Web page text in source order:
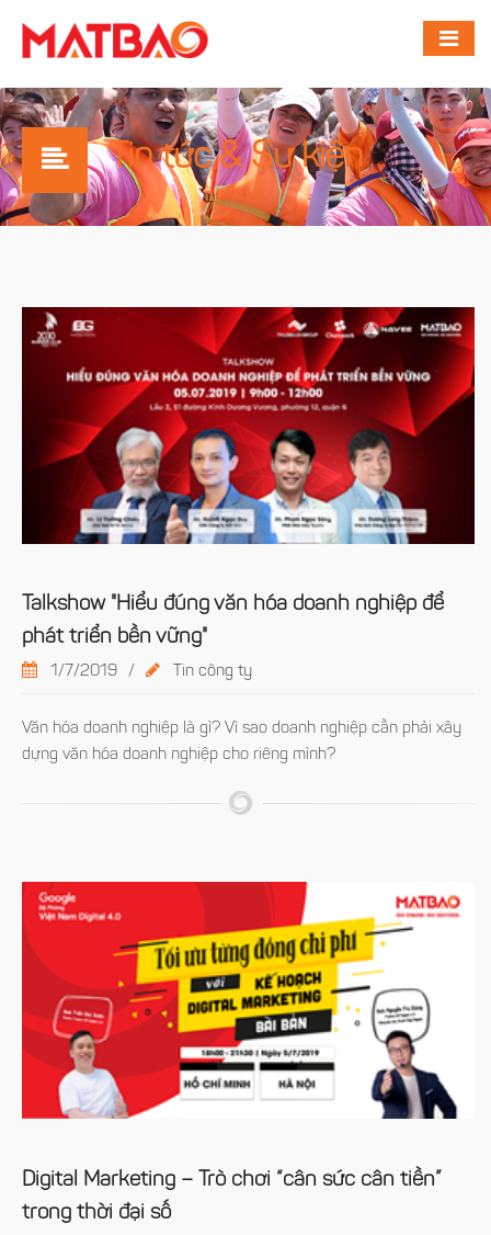
Tin tức & Sự kiện
Talkshow "Hiểu đúng văn hóa doanh nghiệp để
phát triển bền vững"
1/7/2019 / Tin công ty
​Văn hóa doanh nghiệp là gì? Vì sao doanh nghiệp cần phải xây
dựng văn hóa doanh nghiệp cho riêng mình?
Digital Marketing – Trò chơi “cân sức cân tiền”
trong thời đại số